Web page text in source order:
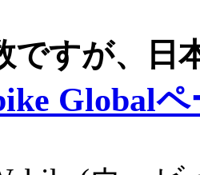
ですが、日
Global